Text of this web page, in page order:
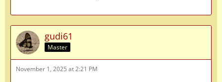
gudi61
Master
November 1, 2025 at 2:21 PM